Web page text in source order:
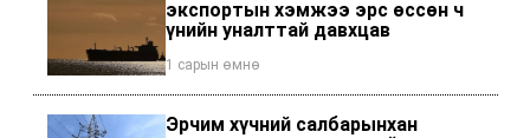
экспортын хэмжээ эрс өссөн ч
үнийн уналттай давхцав
1 сарын өмнө
Эрчим хүчний салбарынхан